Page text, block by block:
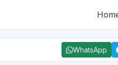
WhatsApp